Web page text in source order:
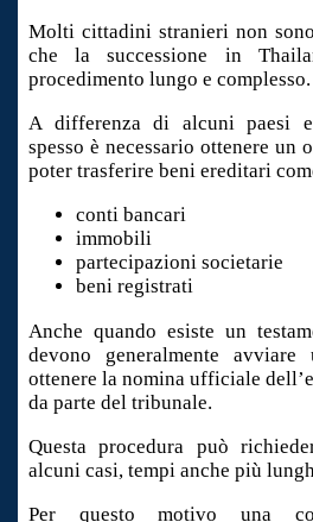
Molti cittadini stranieri non
che la successione in
procedimento lungo e complesso.
A differenza di alcuni paesi
spesso è necessario ottenere un
poter trasferire beni ereditari
conti bancari
immobili
partecipazioni societarie
beni registrati
Anche quando esiste un
devono generalmente
ottenere la nomina ufficiale
da parte del tribunale.
Questa procedura può
alcuni casi, tempi anche più
Per questo motivo una